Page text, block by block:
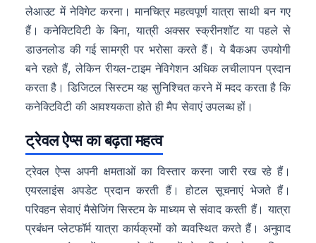
लेआउट में नेविगेट करना। मानचित्र महत्वपूर्ण यात्रा साथी बन गए
हैं। कनेक्टिविटी के बिना, यात्री अक्सर स्क्रीनशॉट या पहले से
डाउनलोड की गई सामग्री पर भरोसा करते हैं। ये बैकअप उपयोगी
बने रहते हैं, लेकिन रीयल-टाइम नेविगेशन अधिक लचीलापन प्रदान
करता है। डिजिटल सिस्टम यह सुनिश्चित करने में मदद करता है कि
कनेक्टिविटी की आवश्यकता होते ही मैप सेवाएं उपलब्ध हों।
ट्रेवल ऐप्स का बढ़ता महत्व
ट्रेवल ऐप्स अपनी क्षमताओं का विस्तार करना जारी रख रहे हैं।
एयरलाइंस अपडेट प्रदान करती हैं। होटल सूचनाएं भेजते हैं।
परिवहन सेवाएं मैसेजिंग सिस्टम के माध्यम से संवाद करती हैं। यात्रा
प्रबंधन प्लेटफॉर्म यात्रा कार्यक्रमों को व्यवस्थित करते हैं। अनुवाद